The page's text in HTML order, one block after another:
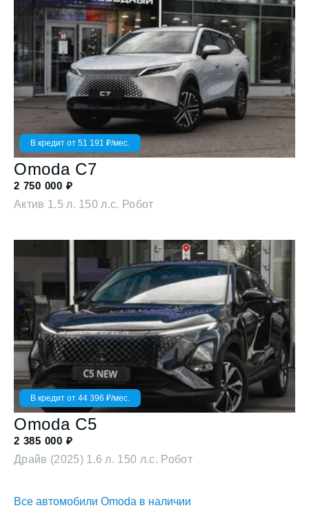
В кредит от 51 191 ₽/мес.
Omoda C7
2 750 000 ₽
Актив 1.5 л. 150 л.с. Робот
В кредит от 44 396 ₽/мес.
Omoda C5
2 385 000 ₽
Драйв (2025) 1.6 л. 150 л.с. Робот
Все автомобили Omoda в наличии